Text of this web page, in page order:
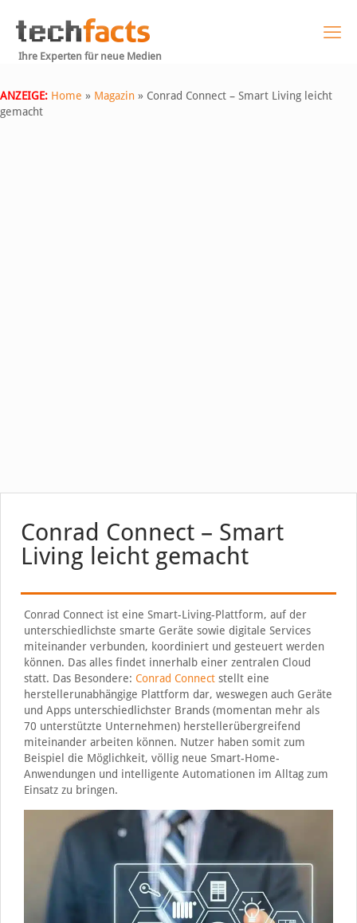
Ihre Experten für neue Medien
ANZEIGE: Home » Magazin » Conrad Connect – Smart Living leicht
gemacht
Conrad Connect – Smart
Living leicht gemacht
Conrad Connect ist eine Smart-Living-Plattform, auf der
unterschiedlichste smarte Geräte sowie digitale Services
miteinander verbunden, koordiniert und gesteuert werden
können. Das alles findet innerhalb einer zentralen Cloud
statt. Das Besondere: Conrad Connectstellt eine
herstellerunabhängige Plattform dar, weswegen auch Geräte
und Apps unterschiedlichster Brands (momentan mehr als
70 unterstützte Unternehmen) herstellerübergreifend
miteinander arbeiten können. Nutzer haben somit zum
Beispiel die Möglichkeit, völlig neue Smart-Home-
Anwendungen und intelligente Automationen im Alltag zum
Einsatz zu bringen.